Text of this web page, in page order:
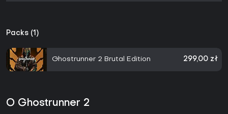
Packs (1)
Ghostrunner 2 Brutal Edition 299,00 zł
O Ghostrunner 2